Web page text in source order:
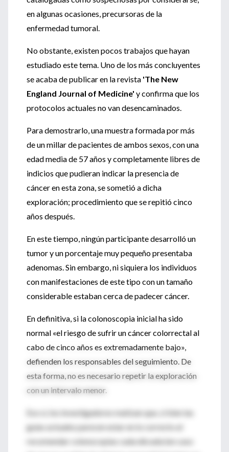
en algunas ocasiones, precursoras de la
enfermedad tumoral.
No obstante, existen pocos trabajos que hayan
estudiado este tema. Uno de los más concluyentes
se acaba de publicar en la revista 'The New
England Journal of Medicine' y confirma que los
protocolos actuales no van desencaminados.
Para demostrarlo, una muestra formada por más
de un millar de pacientes de ambos sexos, con una
edad media de 57 años y completamente libres de
indicios que pudieran indicar la presencia de
cáncer en esta zona, se sometió a dicha
exploración; procedimiento que se repitió cinco
años después.
En este tiempo, ningún participante desarrolló un
tumor y un porcentaje muy pequeño presentaba
adenomas. Sin embargo, ni siquiera los individuos
con manifestaciones de este tipo con un tamaño
considerable estaban cerca de padecer cáncer.
En definitiva, si la colonoscopia inicial ha sido
normal «el riesgo de sufrir un cáncer colorrectal al
cabo de cinco años es extremadamente bajo»,
defienden los responsables del seguimiento. De
esta forma, no es necesario repetir la exploración
con un intervalo menor.
Eso sí, los investigadores matizan que, si bien las
guías actuales parecen estar en lo correcto al
recomendar colonocopias cada década (en caso